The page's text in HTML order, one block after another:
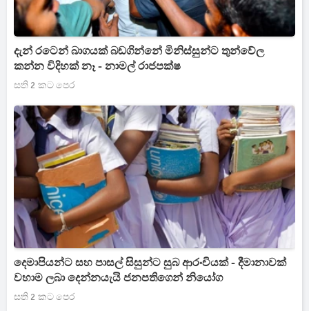
දැන් රටෙන් බාගයක් බඩගින්නේ මිනිස්සුන්ට තුන්වේල
කන්න විදිහක් නෑ - නාමල් රාජපක්ෂ
සති 2 කට පෙර
දෙමාපියන්ට සහ පාසල් සිසුන්ට සුබ ආරංචියක් - දීමානාවක්
වහාම ලබා දෙන්නයැයි ජනපතිගෙන් නියෝග
සති 2 කට පෙර